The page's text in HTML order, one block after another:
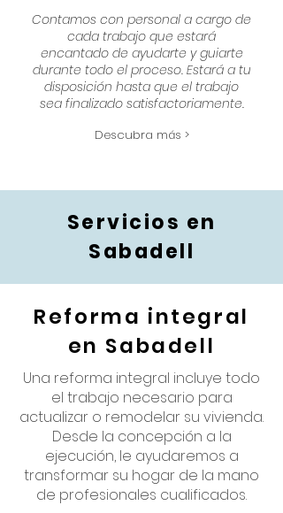
Contamos con personal a cargo de
cada trabajo que estará
encantado de ayudarte y guiarte
durante todo el proceso. Estará a tu
disposición hasta que el trabajo
sea finalizado satisfactoriamente.
Descubra más >
Servicios en
Sabadell
Reforma integral
en Sabadell
Una reforma integral incluye todo
el trabajo necesario para
actualizar o remodelar su vivienda.
Desde la concepción a la
ejecución, le ayudaremos a
transformar su hogar de la mano
de profesionales cualificados.